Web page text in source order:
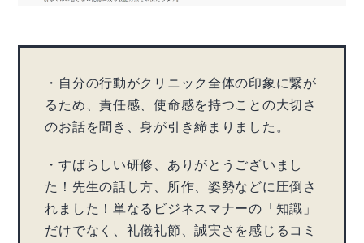
・自分の行動がクリニック全体の印象に繋が
るため、責任感、使命感を持つことの大切さ
のお話を聞き、身が引き締まりました。
・すばらしい研修、ありがとうございまし
た！先生の話し方、所作、姿勢などに圧倒さ
れました！単なるビジネスマナーの「知識」
だけでなく、礼儀礼節、誠実さを感じるコミ